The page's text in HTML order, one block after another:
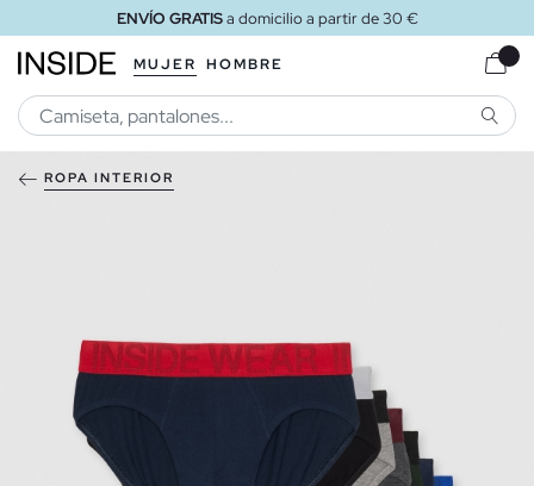
ENVÍO GRATISa domicilio a partir de 30 €
MUJER HOMBRE
ROPA INTERIOR